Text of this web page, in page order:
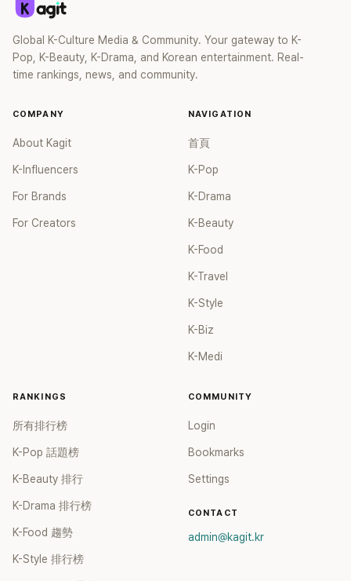
Global K-Culture Media & Community. Your gateway to K-
Pop, K-Beauty, K-Drama, and Korean entertainment. Real-
time rankings, news, and community.
COMPANY
About Kagit
K-Influencers
For Brands
For Creators
NAVIGATION
首頁
K-Pop
K-Drama
K-Beauty
K-Food
K-Travel
K-Style
K-Biz
K-Medi
RANKINGS
所有排行榜
K-Pop 話題榜
K-Beauty 排行
K-Drama 排行榜
K-Food 趨勢
K-Style 排行榜
COMMUNITY
Login
Bookmarks
Settings
CONTACT
admin@kagit.kr